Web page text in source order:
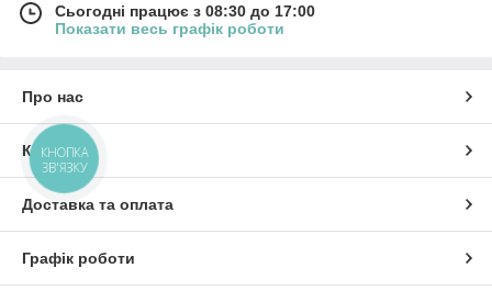
Сьогодні працює з 08:30 до 17:00
Показати весь графік роботи
Про нас
Контакти
Доставка та оплата
Графік роботи
КНОПКА
ЗВ'ЯЗКУ